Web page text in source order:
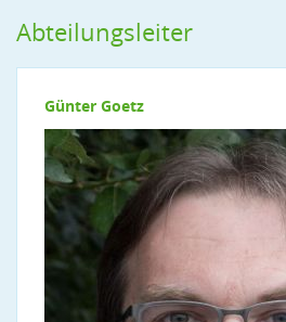
Abteilungsleiter
Günter Goetz